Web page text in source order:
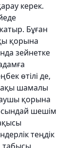
керек.
Бұған
қорына
зейнетке
өтілі де,
шамалы
қорына
шешім
теңдік